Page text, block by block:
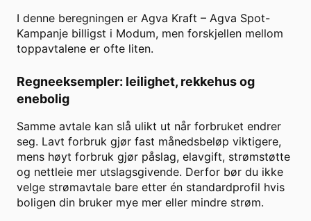
I denne beregningen er Agva Kraft – Agva Spot-
Kampanje billigst i Modum, men forskjellen mellom
toppavtalene er ofte liten.
Regneeksempler: leilighet, rekkehus og
enebolig
Samme avtale kan slå ulikt ut når forbruket endrer
seg. Lavt forbruk gjør fast månedsbeløp viktigere,
mens høyt forbruk gjør påslag, elavgift, strømstøtte
og nettleie mer utslagsgivende. Derfor bør du ikke
velge strømavtale bare etter én standardprofil hvis
boligen din bruker mye mer eller mindre strøm.